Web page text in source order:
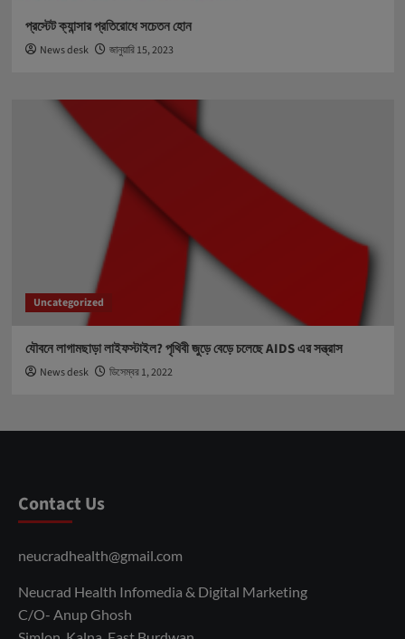
প্রস্টেট ক্যান্সার প্রতিরোধে সচেতন হোন
News desk জানুয়ারি 15, 2023
Uncategorized
যৌবনে লাগামছাড়া লাইফস্টাইল? পৃথিবী জুড়ে বেড়ে চলেছে AIDS এর সন্ত্রাস
News desk ডিসেম্বর 1, 2022
Contact Us
neucradhealth@gmail.com
Neucrad Health Infomedia & Digital Marketing
C/O- Anup Ghosh